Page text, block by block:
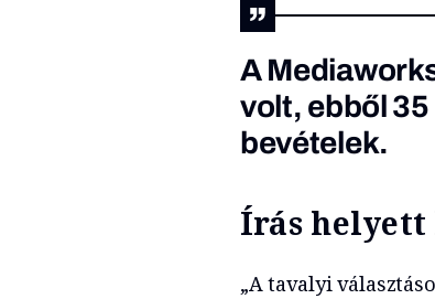
A
volt, ebből
bevételek.
Írás helyett
„A tavalyi